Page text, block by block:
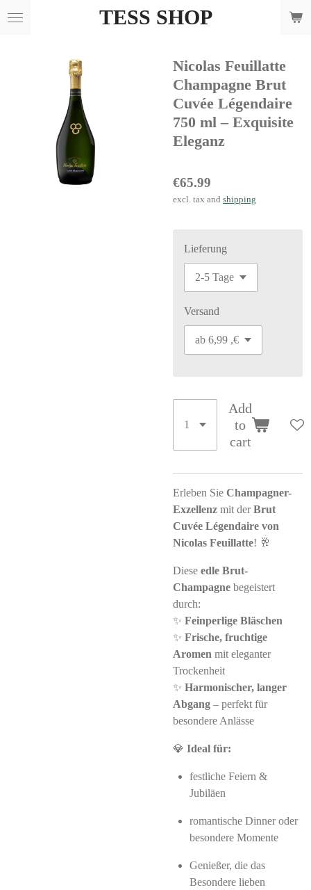
Skip
TESS SHOP
Nicolas Feuillatte
Champagne Brut
Cuvée Légendaire
750 ml – Exquisite
Eleganz
€65.99
excl. tax and shipping
Lieferung
Versand
Add
to
cart
Erleben Sie Champagner-
Exzellenz mit derBrut
Cuvée Légendaire von
Nicolas Feuillatte! 🥂
Diese edle Brut-
Champagne begeistert
durch:
✨ Feinperlige Bläschen
✨ Frische, fruchtige
Aromen mit eleganter
Trockenheit
✨ Harmonischer, langer
Abgang – perfekt für
besondere Anlässe
💎 Ideal für:
festliche Feiern &
Jubiläen
romantische Dinner oder
besondere Momente
Genießer, die das
Besondere lieben